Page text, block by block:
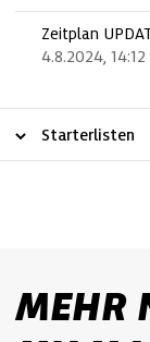
Zeitplan
4.8.2024, 14:12
Starterlisten
MEHR